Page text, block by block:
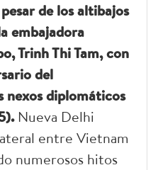
de los altibajos
embajadora
Trinh Thi Tam, con
del
nexos diplomáticos
Nueva Delhi
entre Vietnam
numerosos hitos